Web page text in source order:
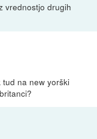
vrednostjo drugih
tud na new yorški